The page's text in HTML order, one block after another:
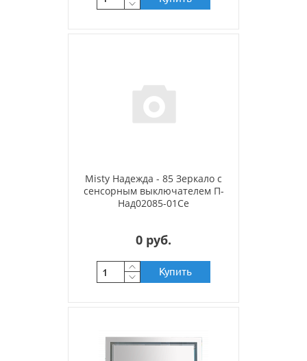
Misty Надежда - 85 Зеркало с
сенсорным выключателем П-
Над02085-01Се
0 руб.
Купить